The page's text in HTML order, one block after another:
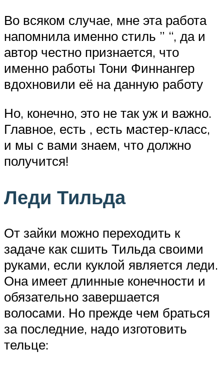
Во всяком случае, мне эта работа
напомнила именно стиль ” “, да и
автор честно признается, что
именно работы Тони Финнангер
вдохновили её на данную работу
Но, конечно, это не так уж и важно.
Главное, есть , есть мастер-класс,
и мы с вами знаем, что должно
получится!
Леди Тильда
От зайки можно переходить к
задаче как сшить Тильда своими
руками, если куклой является леди.
Она имеет длинные конечности и
обязательно завершается
волосами. Но прежде чем браться
за последние, надо изготовить
тельце: